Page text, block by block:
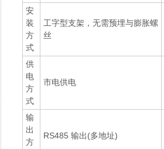
安
装
方
式
工字型支架，无需预埋与膨胀螺
丝
供
电
方
式
市电供电
输
出
方
RS485 输出(多地址)